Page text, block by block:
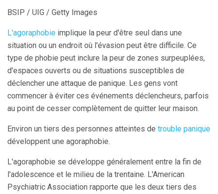
BSIP / UIG / Getty Images
L'agoraphobie implique la peur d'être seul dans une
situation ou un endroit où l'évasion peut être difficile. Ce
type de phobie peut inclure la peur de zones surpeuplées,
d'espaces ouverts ou de situations susceptibles de
déclencher une attaque de panique. Les gens vont
commencer à éviter ces événements déclencheurs, parfois
au point de cesser complètement de quitter leur maison.
Environ un tiers des personnes atteintes de trouble panique
développent une agoraphobie.
L'agoraphobie se développe généralement entre la fin de
l'adolescence et le milieu de la trentaine. L'American
Psychiatric Association rapporte que les deux tiers des